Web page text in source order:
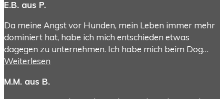
E.B. aus P.
Da meine Angst vor Hunden, mein Leben immer mehr
dominiert hat, habe ich mich entschieden etwas
dagegen zu unternehmen. Ich habe mich beim Dog…
Weiterlesen
M.M. aus B.